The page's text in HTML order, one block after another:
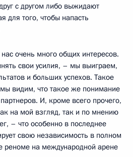
с другом либо выжидают
для того, чтобы напасть
очень много общих интересов.
свои усилия, – мы выиграем,
и больших успехов. Такое
видим, что такое же понимание
И, кроме всего прочего,
на мой взгляд, так и по мнению
– что особенно в последнее
свою независимость в полном
реноме на международной арене